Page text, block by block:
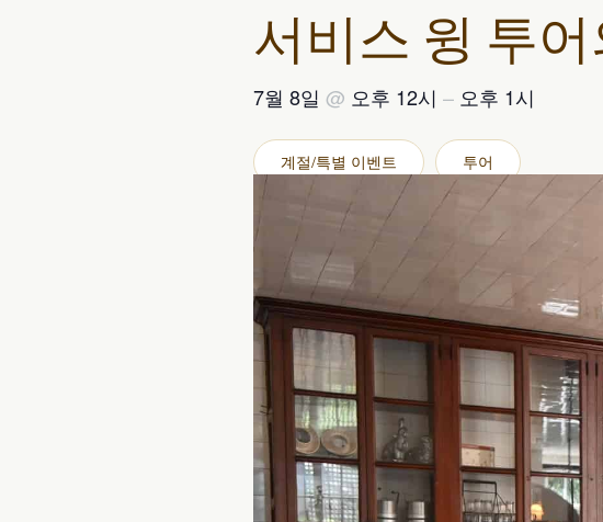
서비스 윙 투
7월 8일 @ 오후 12시 – 오후 1시
계절/특별 이벤트 투어